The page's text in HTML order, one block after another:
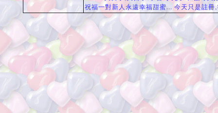
祝福一對新人永遠幸福甜蜜... 今天只是註